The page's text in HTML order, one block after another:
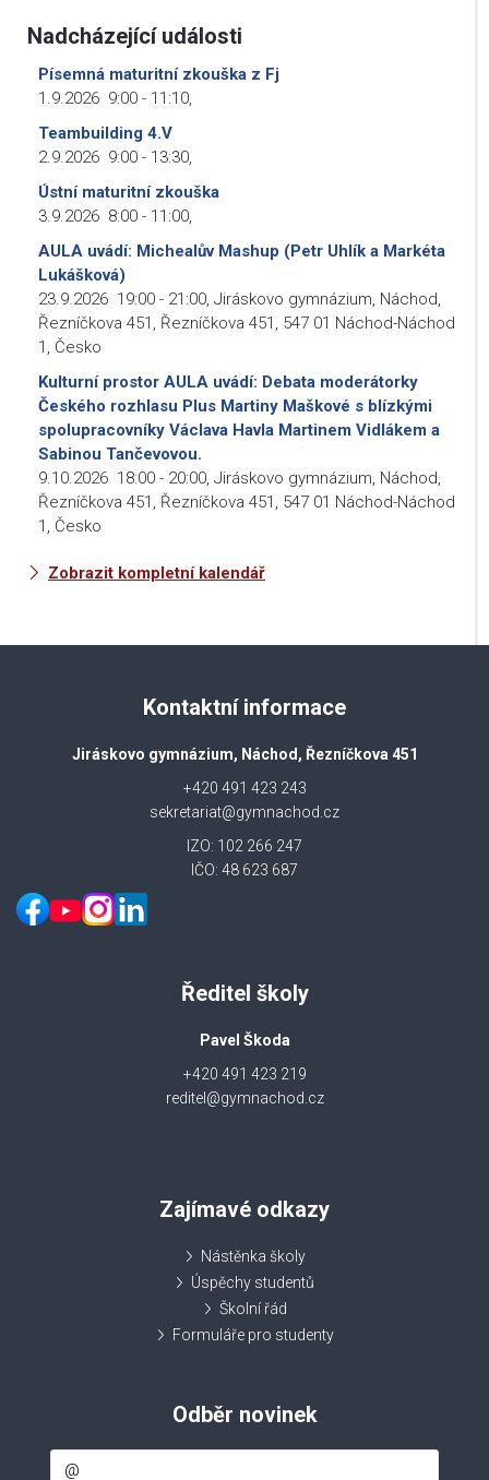
Nadcházející události
Písemná maturitní zkouška z Fj
1.9.2026 9:00 - 11:10,
Teambuilding 4.V
2.9.2026 9:00 - 13:30,
Ústní maturitní zkouška
3.9.2026 8:00 - 11:00,
AULA uvádí: Michealův Mashup (Petr Uhlík a Markéta
Lukášková)
23.9.2026 19:00 - 21:00, Jiráskovo gymnázium, Náchod,
Řezníčkova 451, Řezníčkova 451, 547 01 Náchod-Náchod
1, Česko
Kulturní prostor AULA uvádí: Debata moderátorky
Českého rozhlasu Plus Martiny Maškové s blízkými
spolupracovníky Václava Havla Martinem Vidlákem a
Sabinou Tančevovou.
9.10.2026 18:00 - 20:00, Jiráskovo gymnázium, Náchod,
Řezníčkova 451, Řezníčkova 451, 547 01 Náchod-Náchod
1, Česko
Zobrazit kompletní kalendář
Kontaktní informace
Jiráskovo gymnázium, Náchod, Řezníčkova 451
+420 491 423 243
sekretariat@gymnachod.cz
IZO: 102 266 247
IČO: 48 623 687
Ředitel školy
Pavel Škoda
+420 491 423 219
reditel@gymnachod.cz
Zajímavé odkazy
Nástěnka školy
Úspěchy studentů
Školní řád
Formuláře pro studenty
Odběr novinek